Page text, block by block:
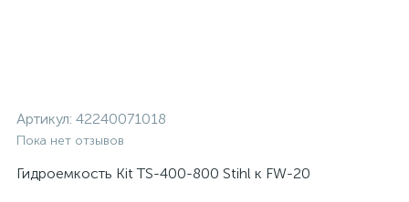
Артикул: 42240071018
Пока нет отзывов
Гидроемкость Kit TS-400-800 Stihl к FW-20